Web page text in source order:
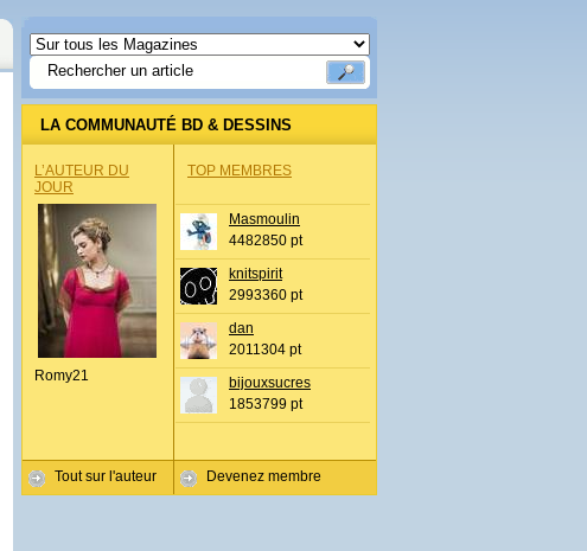
LA COMMUNAUTÉ BD & DESSINS
L’AUTEUR DU
JOUR
Romy21
Tout sur l'auteur
TOP MEMBRES
Masmoulin
4482850 pt
knitspirit
2993360 pt
dan
2011304 pt
bijouxsucres
1853799 pt
Devenez membre